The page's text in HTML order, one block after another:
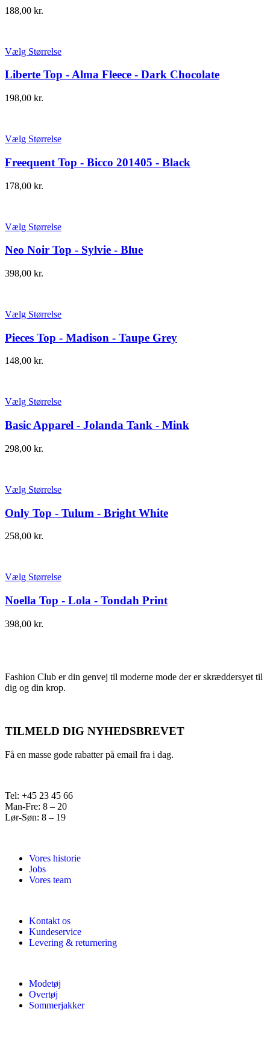
188,00 kr.
Vælg Størrelse
Liberte Top - Alma Fleece - Dark Chocolate
198,00 kr.
Vælg Størrelse
Freequent Top - Bicco 201405 - Black
178,00 kr.
Vælg Størrelse
Neo Noir Top - Sylvie - Blue
398,00 kr.
Vælg Størrelse
Pieces Top - Madison - Taupe Grey
148,00 kr.
Vælg Størrelse
Basic Apparel - Jolanda Tank - Mink
298,00 kr.
Vælg Størrelse
Only Top - Tulum - Bright White
258,00 kr.
Vælg Størrelse
Noella Top - Lola - Tondah Print
398,00 kr.
Fashion Club er din genvej til moderne mode der er skræddersyet til
dig og din krop.
TILMELD DIG NYHEDSBREVET
Få en masse gode rabatter på email fra i dag.
Tel: +45 23 45 66
Man-Fre: 8 – 20
Lør-Søn: 8 – 19
Vores historie
Jobs
Vores team
Kontakt os
Kundeservice
Levering & returnering
Modetøj
Overtøj
Sommerjakker